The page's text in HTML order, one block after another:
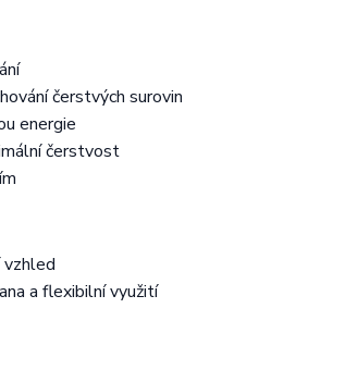
čerstvých surovin
energie
čerstvost
a flexibilní využití